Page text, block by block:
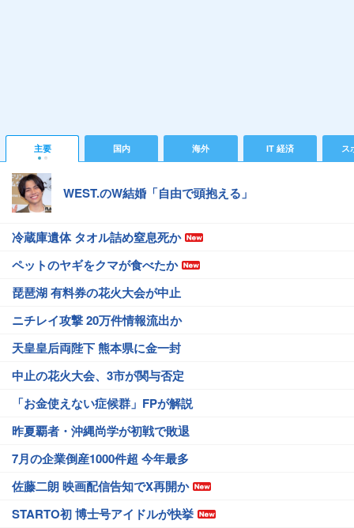
主要 国内 海外 IT 経済 ス
WEST.のW結婚「自由で頭抱える」
冷蔵庫遺体 タオル詰め窒息死か
ペットのヤギをクマが食べたか
琵琶湖 有料券の花火大会が中止
ニチレイ攻撃 20万件情報流出か
天皇皇后両陛下 熊本県に金一封
中止の花火大会、3市が関与否定
「お金使えない症候群」FPが解説
昨夏覇者・沖縄尚学が初戦で敗退
7月の企業倒産1000件超 今年最多
佐藤二朗 映画配信告知でX再開か
STARTO初 博士号アイドルが快挙